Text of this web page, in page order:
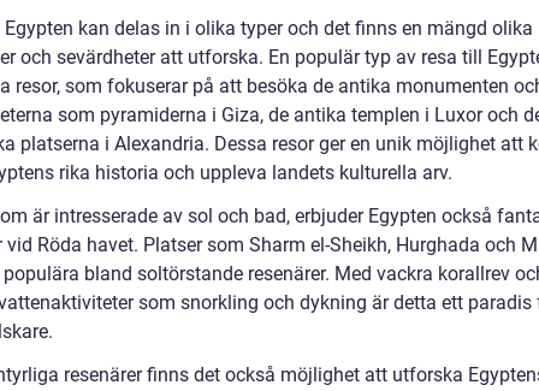
Egypten kan delas in i olika typer och det finns en mängd olika
och sevärdheter att utforska. En populär typ av resa till
resor, som fokuserar på att besöka de antika monumenten
som pyramiderna i Giza, de antika templen i Luxor och
platserna i Alexandria. Dessa resor ger en unik möjlighet att
rika historia och uppleva landets kulturella arv.
är intresserade av sol och bad, erbjuder Egypten också
vid Röda havet. Platser som Sharm el-Sheikh, Hurghada och
bland soltörstande resenärer. Med vackra korallrev
som snorkling och dykning är detta ett paradis
resenärer finns det också möjlighet att utforska